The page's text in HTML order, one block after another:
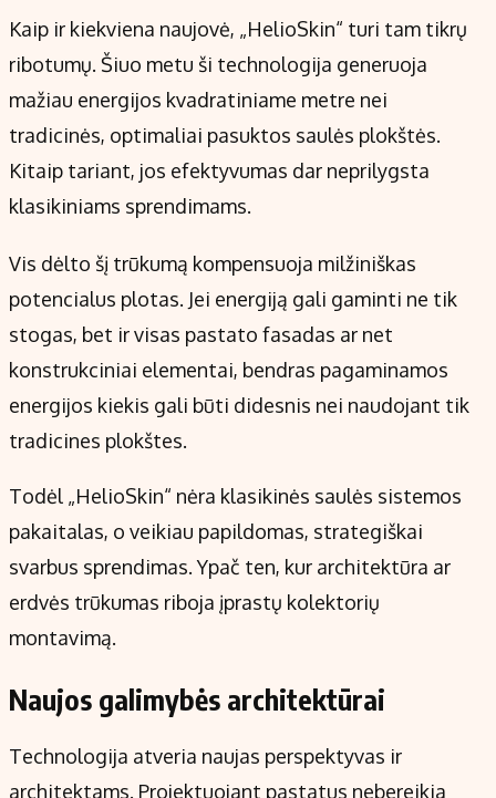
Kaip ir kiekviena naujovė, „HelioSkin“ turi tam tikrų
ribotumų. Šiuo metu ši technologija generuoja
mažiau energijos kvadratiniame metre nei
tradicinės, optimaliai pasuktos saulės plokštės.
Kitaip tariant, jos efektyvumas dar neprilygsta
klasikiniams sprendimams.
Vis dėlto šį trūkumą kompensuoja milžiniškas
potencialus plotas. Jei energiją gali gaminti ne tik
stogas, bet ir visas pastato fasadas ar net
konstrukciniai elementai, bendras pagaminamos
energijos kiekis gali būti didesnis nei naudojant tik
tradicines plokštes.
Todėl „HelioSkin“ nėra klasikinės saulės sistemos
pakaitalas, o veikiau papildomas, strategiškai
svarbus sprendimas. Ypač ten, kur architektūra ar
erdvės trūkumas riboja įprastų kolektorių
montavimą.
Naujos galimybės architektūrai
Technologija atveria naujas perspektyvas ir
architektams. Projektuojant pastatus nebereikia